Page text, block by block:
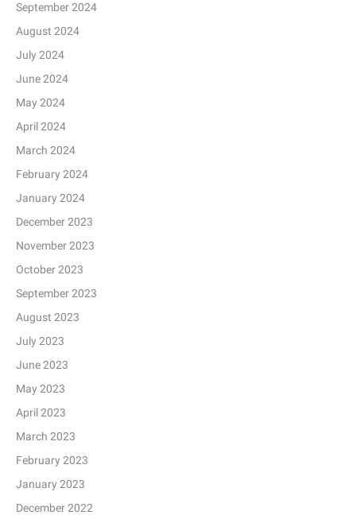
September 2024
August 2024
July 2024
June 2024
May 2024
April 2024
March 2024
February 2024
January 2024
December 2023
November 2023
October 2023
September 2023
August 2023
July 2023
June 2023
May 2023
April 2023
March 2023
February 2023
January 2023
December 2022